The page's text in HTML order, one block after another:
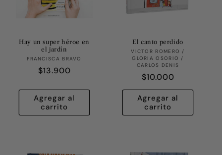
Hay un super héroe en
el jardín
Proveedor:
FRANCISCA BRAVO
Precio
$13.900
Agregar al
carrito
El canto perdido
Proveedor:
VICTOR ROMERO /
GLORIA OSORIO /
CARLOS DENIS
Precio
habitual
$10.000
Agregar al
carrito